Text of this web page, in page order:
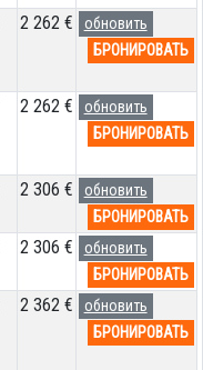
2 262 €
обновить
БРОНИРОВАТЬ
2 262 €
обновить
БРОНИРОВАТЬ
2 306 €
обновить
БРОНИРОВАТЬ
2 306 €
обновить
БРОНИРОВАТЬ
2 362 €
обновить
БРОНИРОВАТЬ